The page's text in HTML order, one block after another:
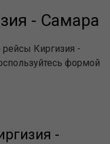
- Самара
Киргизия -
формой
-